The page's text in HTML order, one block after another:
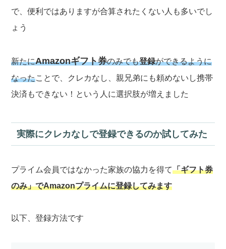
で、便利ではありますが合算されたくない人も多いでし
ょう
新たにAmazonギフト券のみでも登録ができるように
なったことで、クレカなし、親兄弟にも頼めないし携帯
決済もできない！という人に選択肢が増えました
実際にクレカなしで登録できるのか試してみた
プライム会員ではなかった家族の協力を得て「ギフト券
のみ」でAmazonプライムに登録してみます
以下、登録方法です